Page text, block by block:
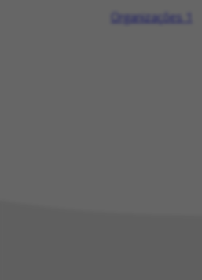
Organizações